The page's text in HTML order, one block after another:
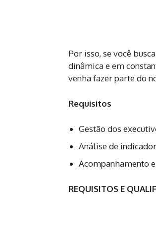
Por isso, se você
dinâmica e em
venha fazer parte do
Requisitos
Gestão dos
Análise de
Acompanhamento
REQUISITOS E